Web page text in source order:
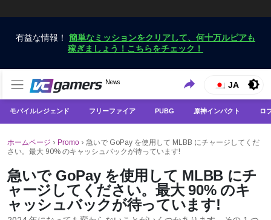
有益な情報！ 簡単なミッションをクリアして、何十万ルピアも
稼ぎましょう！こちらをチェック！
VCGamers ニュース
News
VCGamersだけで最新のゲームニュースを入手
JA
モバイルレジェンド フリーファイア PUBG 原神インパクト ロ
ホームページ › Promo › 急いで GoPay を使用して MLBB にチャージしてくだ
さい。最大 90% のキャッシュバックが待っています!
急いで GoPay を使用して MLBB にチ
ャージしてください。最大 90% のキ
ャッシュバックが待っています!